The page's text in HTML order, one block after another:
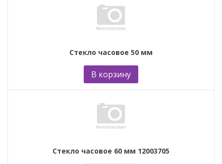
Стекло часовое 50 мм
В корзину
Стекло часовое 60 мм 12003705